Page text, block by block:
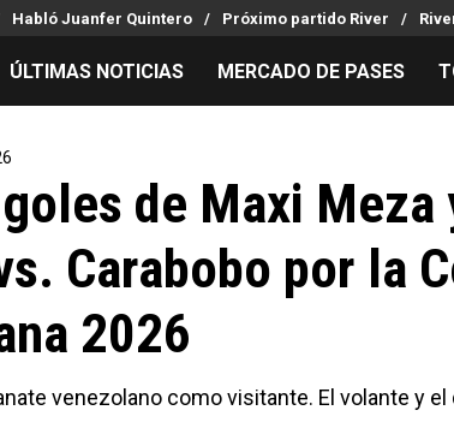
Habló Juanfer Quintero Próximo partido River
Copa Sudamericana
Copa Argentina
Selección Argentina
Mercado de Pases
Análisis tácticos
Juanfer Quintero
Chacho Coudet
ÚLTIMAS NOTICIAS MERCADO DE PASES
de Maxi Meza
Carabobo por la
2026
venezolano como visitante. El volante y